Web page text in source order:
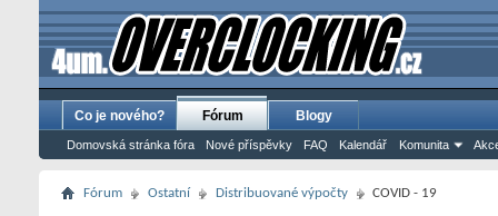
Co je nového? Fórum
Domovská stránka fóra Nové příspěvky FAQ Kalendář Komunita
Blogy
Fórum Ostatní Distribuované výpočty COVID - 19